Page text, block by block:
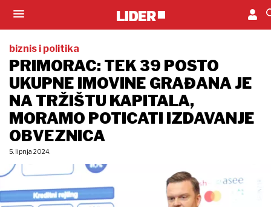
biznis i politika
PRIMORAC: TEK 39 POSTO
UKUPNE IMOVINE GRAĐANA JE
NA TRŽIŠTU KAPITALA,
MORAMO POTICATI IZDAVANJE
OBVEZNICA
5. lipnja 2024.